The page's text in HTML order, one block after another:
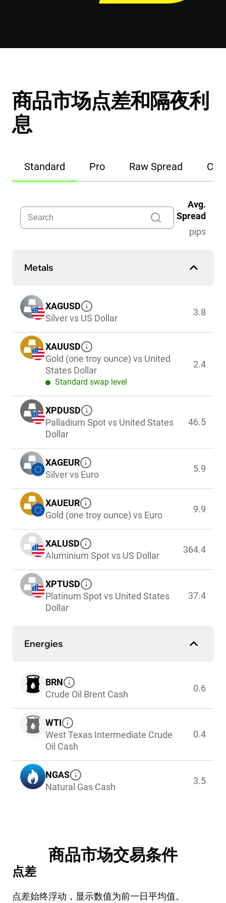
商品市场点差和隔夜利
息
Pro Raw Spread
Standard
Avg.
Spread
pips
Metals
XAGUSD
Silver vs US Dollar
3.8
XAUUSD
Gold (one troy ounce) vs United
States Dollar
Standard swap level
2.4
XPDUSD
Palladium Spot vs United States
Dollar
46.5
XAGEUR
Silver vs Euro
5.9
XAUEUR
Gold (one troy ounce) vs Euro
9.9
XALUSD
Aluminium Spot vs US Dollar
364.4
XPTUSD
Platinum Spot vs United States
Dollar
37.4
Energies
BRN
Crude Oil Brent Cash
0.6
WTI
West Texas Intermediate Crude
Oil Cash
0.4
NGAS
Natural Gas Cash
3.5
商品市场交易条件
点差
点差始终浮动，显示数值为前一日平均值。